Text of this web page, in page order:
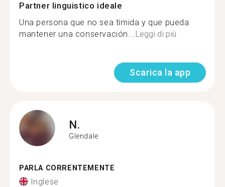
Partner linguistico ideale
Una persona que no sea tímida y que pueda
mantener una conservación...Leggi di più
Scarica la app
N.
Glendale
PARLA CORRENTEMENTE
Inglese